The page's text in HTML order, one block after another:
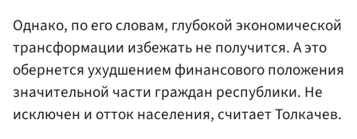
Однако, по его словам, глубокой экономической
трансформации избежать не получится. А это
обернется ухудшением финансового положения
значительной части граждан республики. Не
исключен и отток населения, считает Толкачев.